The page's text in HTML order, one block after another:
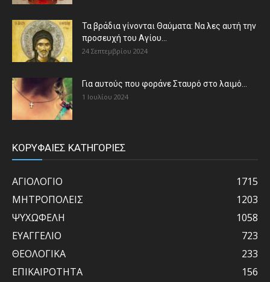
Τα βράδια γίνονται Θαύματα: Να λες αυτή την
προσευχή του Αγίου...
24 Σεπτεμβρίου 2024
Για αυτούς που φοράνε Σταυρό στο λαιμό…
1 Ιουλίου 2024
ΚΟΡΥΦΑΙΕΣ ΚΑΤΗΓΟΡΙΕΣ
ΑΓΙΟΛΟΓΙΟ
1715
ΜΗΤΡΟΠΟΛΕΙΣ
1203
ΨΥΧΩΦΕΛΗ
1058
ΕΥΑΓΓΕΛΙΟ
723
ΘΕΟΛΟΓΙΚΑ
233
ΕΠΙΚΑΙΡΟΤΗΤΑ
156